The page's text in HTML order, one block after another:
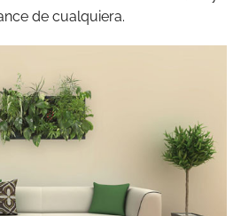
de cualquiera.